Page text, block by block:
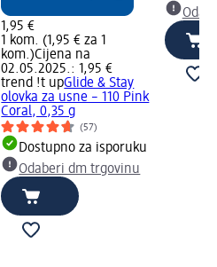
1,95 €
1 kom. (1,95 € za 1
kom.)Cijena na
02.05.2025.: 1,95 €
trend !t upGlide & Stay
olovka za usne – 110 Pink
Coral, 0,35 g
(57)
Dostupno za isporuku
Odaberi dm trgovinu